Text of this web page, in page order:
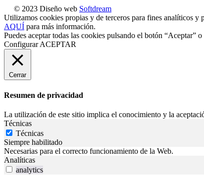
© 2023 Diseño web Softdream
Utilizamos cookies propias y de terceros para fines analíticos y
AQUÍ para más información.
Puedes aceptar todas las cookies pulsando el botón “Aceptar”
Configurar ACEPTAR
Cerrar
Resumen de privacidad
La utilización de este sitio implica el conocimiento y la
Técnicas
Técnicas
Siempre habilitado
Necesarias para el correcto funcionamiento de la Web.
Analíticas
analytics